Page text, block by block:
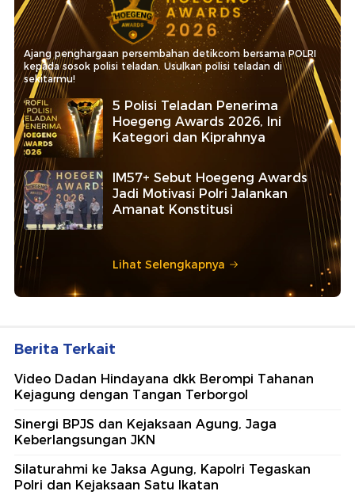
Ajang penghargaan persembahan detikcom bersama POLRI
kepada sosok polisi teladan. Usulkan polisi teladan di
sekitarmu!
5 Polisi Teladan Penerima
Hoegeng Awards 2026, Ini
Kategori dan Kiprahnya
IM57+ Sebut Hoegeng Awards
Jadi Motivasi Polri Jalankan
Amanat Konstitusi
Lihat Selengkapnya
Berita Terkait
Video Dadan Hindayana dkk Berompi Tahanan
Kejagung dengan Tangan Terborgol
Sinergi BPJS dan Kejaksaan Agung, Jaga
Keberlangsungan JKN
Silaturahmi ke Jaksa Agung, Kapolri Tegaskan
Polri dan Kejaksaan Satu Ikatan